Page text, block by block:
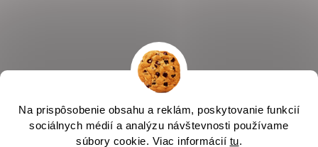
Na prispôsobenie obsahu a reklám, poskytovanie funkcií
sociálnych médií a analýzu návštevnosti používame
súbory cookie. Viac informácií tu.